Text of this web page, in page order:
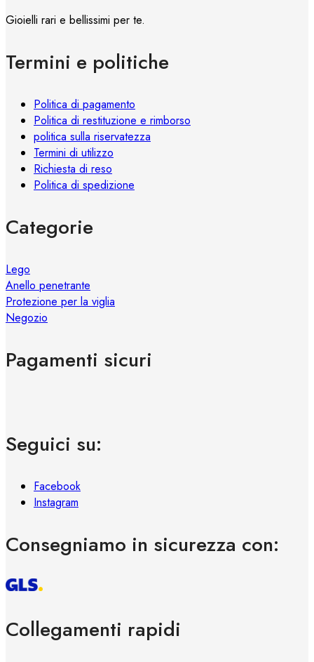
opzioni
possono
scelte
del
prodotto
Gioielli rari e bellissimi per te.
Termini e politiche
Politica di pagamento
Politica di restituzione e rimborso
politica sulla riservatezza
Termini di utilizzo
Richiesta di reso
Politica di spedizione
Categorie
Lego
Anello penetrante
Protezione per la viglia
Negozio
Pagamenti sicuri
Seguici su:
Facebook
Instagram
Consegniamo in sicurezza con:
Collegamenti rapidi